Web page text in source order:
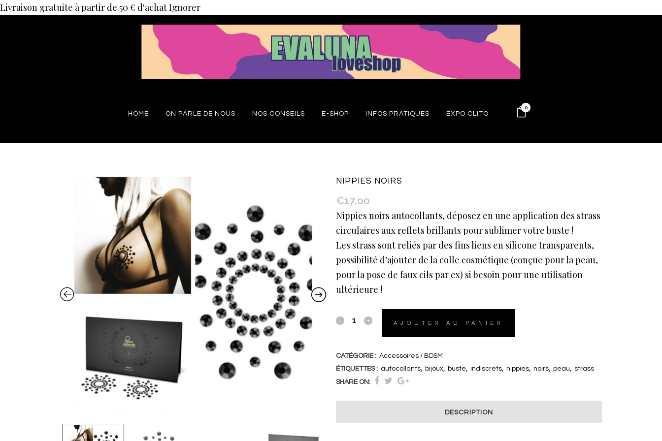
Livraison gratuite à partir de 50 € d'achatIgnorer
HOME ON PARLE DE NOUS NOS CONSEILS E-SHOP INFOS PRATIQUES EXPO CLITO
0
NIPPIES NOIRS
€17,00
Nippies noirs autocollants, déposez en une application des strass
circulaires aux reflets brillants pour sublimer votre buste !
Les strass sont reliés par des fins liens en silicone transparents,
possibilité d’ajouter de la colle cosmétique (conçue pour la peau,
pour la pose de faux cils par ex) si besoin pour une utilisation
ultérieure !
nippies
quantity
AJOUTER AU PANIER
CATÉGORIE : Accessoires / BDSM
ÉTIQUETTES : autocollants, bijoux, buste, indiscrets, nippies, noirs, peau, strass
SHARE ON:
DESCRIPTION